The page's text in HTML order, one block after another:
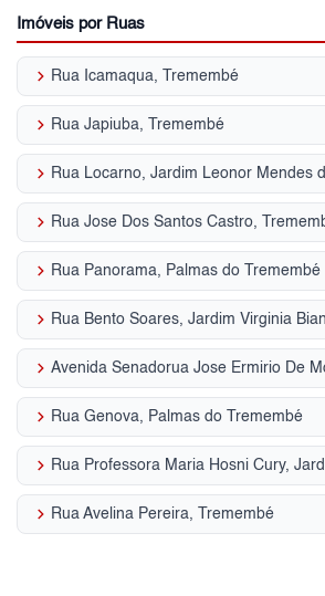
Imóveis por Ruas
keyboard_arrow_right Rua Icamaqua, Tremembé
keyboard_arrow_right Rua Japiuba, Tremembé
keyboard_arrow_right Rua Locarno, Jardim Leonor Mendes
keyboard_arrow_right Rua Jose Dos Santos Castro,
keyboard_arrow_right Rua Panorama, Palmas do Tremembé
keyboard_arrow_right Rua Bento Soares, Jardim Virginia
keyboard_arrow_right
keyboard_arrow_right Rua Genova, Palmas do Tremembé
keyboard_arrow_right
keyboard_arrow_right Rua Avelina Pereira, Tremembé